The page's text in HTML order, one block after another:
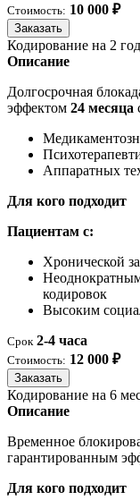
Стоимость: 10 000 ₽
Заказать
Кодирование на 2
Описание
Долгосрочная
эффектом 24 месяца
Аппаратных
Для кого подходит
Пациентам с:
Хронической
кодировок
Высоким
Срок 2-4 часа
Стоимость: 12 000 ₽
Заказать
Кодирование на 6
Описание
Временное
гарантированным
Для кого подходит